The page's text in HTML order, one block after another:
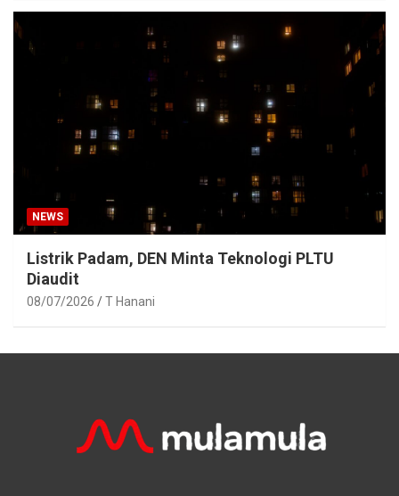
NEWS
Listrik Padam, DEN Minta Teknologi PLTU
Diaudit
08/07/2026 T Hanani